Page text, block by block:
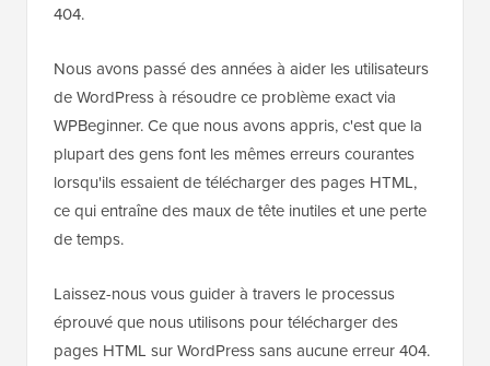
404.
Nous avons passé des années à aider les utilisateurs
de WordPress à résoudre ce problème exact via
WPBeginner. Ce que nous avons appris, c'est que la
plupart des gens font les mêmes erreurs courantes
lorsqu'ils essaient de télécharger des pages HTML,
ce qui entraîne des maux de tête inutiles et une perte
de temps.
Laissez-nous vous guider à travers le processus
éprouvé que nous utilisons pour télécharger des
pages HTML sur WordPress sans aucune erreur 404.